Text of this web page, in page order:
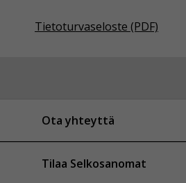
Tietoturvaseloste (PDF)
Ota yhteyttä
Tilaa Selkosanomat